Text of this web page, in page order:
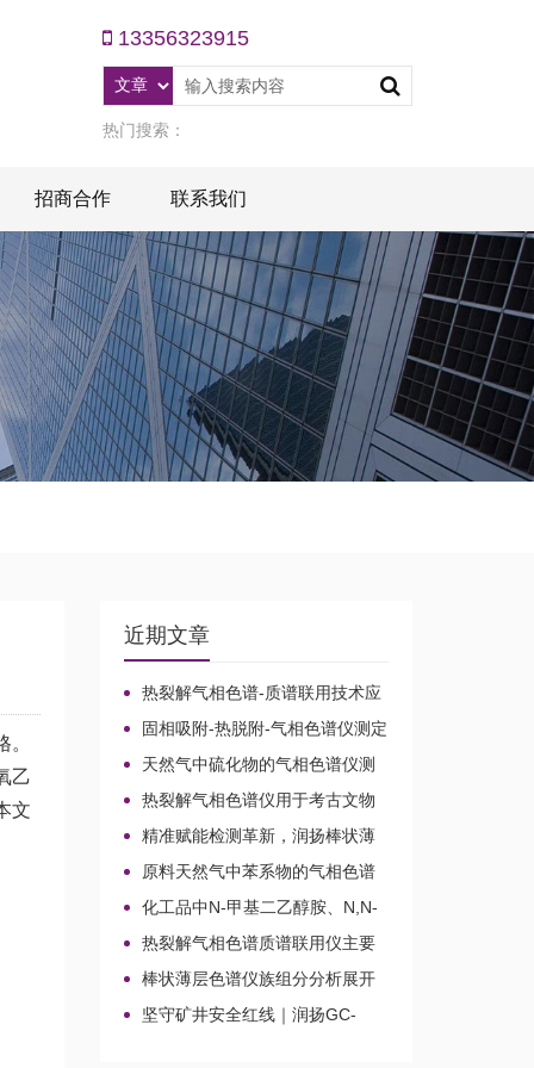
13356323915
热门搜索：
招商合作 联系我们
乙
文
近期文章
热裂解气相色谱-质谱联用技术应
用于贝叶经木质纤维素的微生物降
解机理
固相吸附-热脱附-气相色谱仪测定
无组织排放空气中15种乙酸酯类化
合物的含量
天然气中硫化物的气相色谱仪测
定方法比较及分析方法新技术
热裂解气相色谱仪用于考古文物
鉴定和古建筑材料分析
精准赋能检测革新，润扬棒状薄
层色谱仪铸就国产分析新标杆
原料天然气中苯系物的气相色谱
仪分析路线
化工品中N-甲基二乙醇胺、N,N-
二甲基乙醇胺、N-乙基二乙醇胺和
三乙醇胺的气相色谱仪测定
热裂解气相色谱质谱联用仪主要
应用领域
棒状薄层色谱仪族组分分析展开
剂的选择
坚守矿井安全红线｜润扬GC-